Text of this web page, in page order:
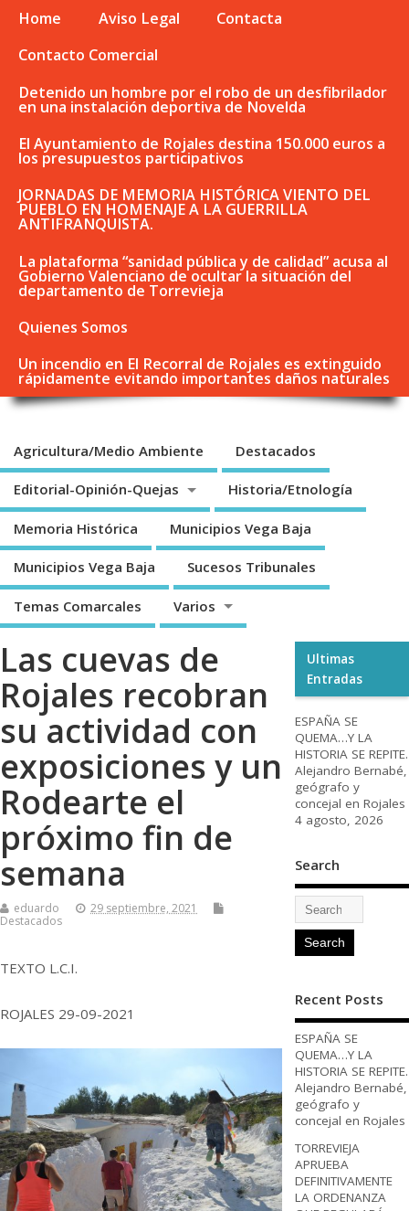
Home Aviso Legal
Contacta
Contacto Comercial
Detenido un hombre por el robo de un desfibrilador
en una instalación deportiva de Novelda
El Ayuntamiento de Rojales destina 150.000 euros a
los presupuestos participativos
JORNADAS DE MEMORIA HISTÓRICA VIENTO DEL
PUEBLO EN HOMENAJE A LA GUERRILLA
ANTIFRANQUISTA.
La plataforma “sanidad pública y de calidad” acusa al
Gobierno Valenciano de ocultar la situación del
departamento de Torrevieja
Quienes Somos
Un incendio en El Recorral de Rojales es extinguido
rápidamente evitando importantes daños naturales
Agricultura/Medio Ambiente Destacados
Editorial-Opinión-Quejas Historia/Etnología
Memoria Histórica Municipios Vega Baja
Municipios Vega Baja Sucesos Tribunales
Temas Comarcales Varios
Las cuevas de
Rojales recobran
su actividad con
exposiciones y un
Rodearte el
próximo fin de
semana
eduardo
29 septiembre, 2021
Destacados
TEXTO L.C.I.
ROJALES 29-09-2021
Ultimas
Entradas
ESPAÑA SE
QUEMA…Y LA
HISTORIA SE REPITE.
Alejandro Bernabé,
geógrafo y
concejal en Rojales
4 agosto, 2026
Search
Recent Posts
ESPAÑA SE
QUEMA…Y LA
HISTORIA SE REPITE.
Alejandro Bernabé,
geógrafo y
concejal en Rojales
TORREVIEJA
APRUEBA
DEFINITIVAMENTE
LA ORDENANZA